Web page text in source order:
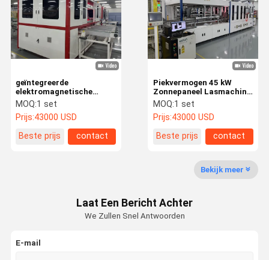
Producten
Over Ons
Fabriekstoch
T
Kwaliteitsco
Neem
Contact Met
Piekvermogen 45 kW
Zonnepaneel Lasmachine
Compacte
Lasersweisapparatuur
MOQ:1 set
Prijs:43000 USD
Beste prijs
contact
geïntegreerde
elektromagnetische
wisselstroomomvormer
lassen voor de productie
van zonne-modules
MOQ:1 set
Prijs:43000 USD
Beste prijs
contact
Bekijk meer
Laat Een Bericht Achter
We Zullen Snel Antwoorden
E-mail